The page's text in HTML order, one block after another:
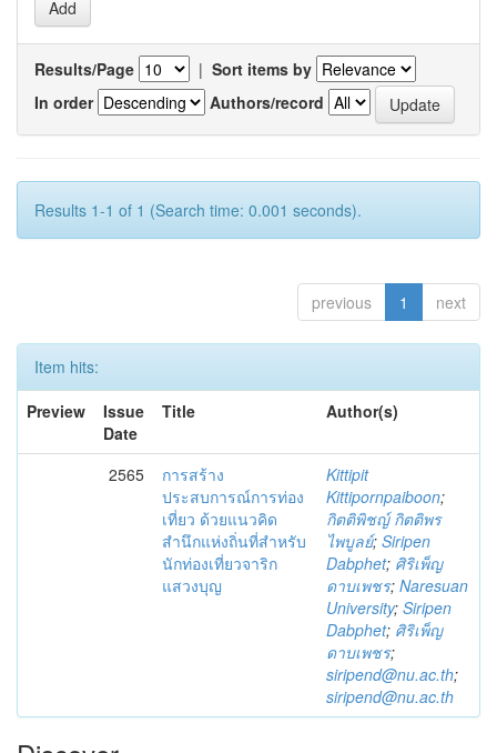
Results/Page | Sort items by
In order
Authors/record
Results 1-1 of 1 (Search time: 0.001 seconds).
previous 1 next
Item hits:
Preview
Issue
Date
Title Author(s)
2565
การสร้าง
ประสบการณ์การท่อง
เที่ยว ด้วยแนวคิด
สำนึกแห่งถิ่นที่สำหรับ
นักท่องเที่ยวจาริก
แสวงบุญ
Kittipit
Kittipornpaiboon;
กิตติพิชญ์ กิตติพร
ไพบูลย์; Siripen
Dabphet; ศิริเพ็ญ
ดาบเพชร; Naresuan
University; Siripen
Dabphet; ศิริเพ็ญ
ดาบเพชร;
siripend@nu.ac.th;
siripend@nu.ac.th